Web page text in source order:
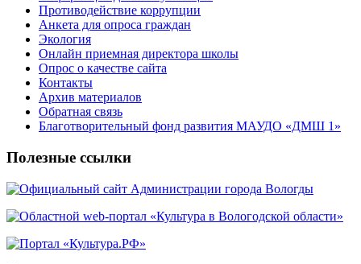
Противодействие коррупции
Анкета для опроса граждан
Экология
Онлайн приемная директора школы
Опрос о качестве сайта
Контакты
Архив материалов
Обратная связь
Благотворительный фонд развития МАУДО «ДМШ 1»
Полезные ссылки